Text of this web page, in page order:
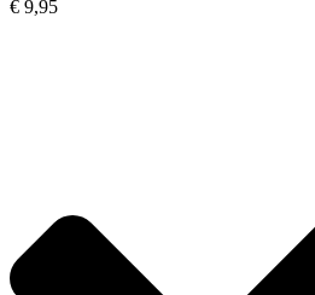
€ 9,95